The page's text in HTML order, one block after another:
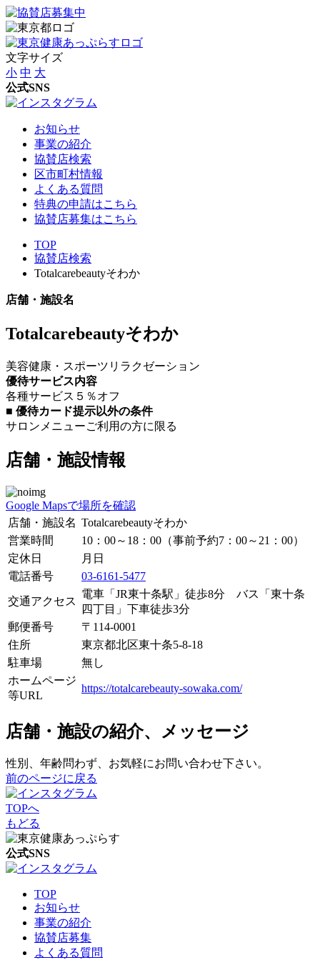
文字サイズ
小 中 大
公式SNS
お知らせ
事業の紹介
協賛店検索
区市町村情報
よくある質問
特典の申請はこちら
協賛店募集はこちら
TOP
協賛店検索
Totalcarebeautyそわか
店舗・施設名
Totalcarebeautyそわか
美容健康・スポーツ リラクゼーション
優待サービス内容
各種サービス５％オフ
■ 優待カード提示以外の条件
サロンメニューご利用の方に限る
店舗・施設情報
Google Mapsで場所を確認
店舗・施設名 Totalcarebeautyそわか
営業時間
10：00～18：00（事前予約7：00～21：00）
定休日
月 日
電話番号
03-6161-5477
交通アクセス
電車「JR東十条駅」徒歩8分 バス「東十条
四丁目」下車徒歩3分
郵便番号
〒 114-0001
住所
東京都北区東十条5-8-18
駐車場
無し
ホームページ
等URL
https://totalcarebeauty-sowaka.com/
店舗・施設の紹介、メッセージ
性別、年齢問わず、お気軽にお問い合わせ下さい。
前のページに戻る
TOPへ
もどる
公式SNS
TOP
お知らせ
事業の紹介
協賛店募集
よくある質問